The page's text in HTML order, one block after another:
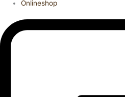
Onlineshop